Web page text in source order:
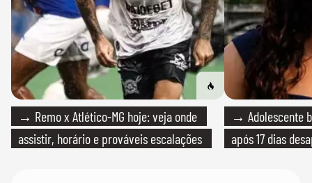
→ Remo x Atlético-MG hoje: veja onde
assistir, horário e prováveis escalações
→ Adolescente
após 17 dias